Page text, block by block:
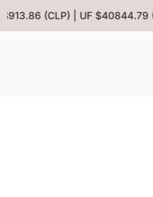
(CLP) | UF $40844.79